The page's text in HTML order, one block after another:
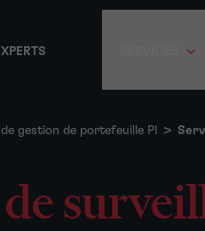
gestion de portefeuille PI >